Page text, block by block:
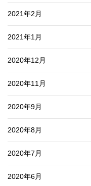
2021年2月
2021年1月
2020年12月
2020年11月
2020年9月
2020年8月
2020年7月
2020年6月